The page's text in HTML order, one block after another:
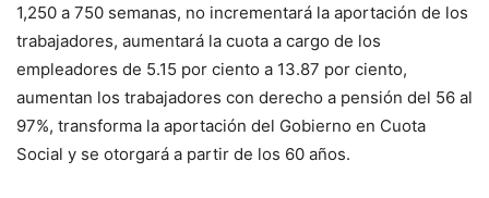
1,250 a 750 semanas, no incrementará la aportación de los
trabajadores, aumentará la cuota a cargo de los
empleadores de 5.15 por ciento a 13.87 por ciento,
aumentan los trabajadores con derecho a pensión del 56 al
97%, transforma la aportación del Gobierno en Cuota
Social y se otorgará a partir de los 60 años.